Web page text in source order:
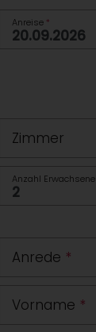
Anreise *
Zimmer
Anzahl Erwachsene
Anrede *
Vorname *